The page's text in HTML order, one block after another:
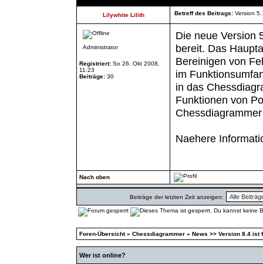
Lilywhite Lilith Betreff des Beitrags: Version
Administrator
Registriert: So 26. Okt 2008,
11:23
Beiträge: 30
Die neue Version
bereit. Das
Bereinigen von
im
in das
Funktionen von
Naehere
Nach oben
Beiträge der letzten Zeit anzeigen:
Foren-Übersicht» Chessdiagrammer » News >> Version 8.4 ist
Wer ist online?